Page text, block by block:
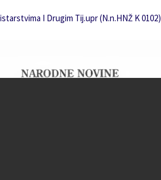
I Drugim Tij.upr (N.n.HNŽ K 0102)